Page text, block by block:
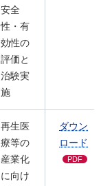
安全
性・有
効性の
評価と
治験実
施
再生医
療等の
産業化
に向け
ダウン
ロード
PDF